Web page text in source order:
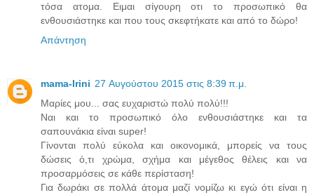
τόσα ατομα. Ειμαι σίγουρη οτι το προσωπικό θα
ενθουσιάστηκε και που τους σκεφτήκατε και από το δώρο!
Απάντηση
mama-Irini 27 Αυγούστου 2015 στις 8:39 π.μ.
Μαρίες μου... σας ευχαριστώ πολύ πολύ!!!
Ναι και το προσωπικό όλο ενθουσιάστηκε και τα
σαπουνάκια είναι super!
Γίνονται πολύ εύκολα και οικονομικά, μπορείς να τους
δώσεις ό,τι χρώμα, σχήμα και μέγεθος θέλεις και να
προσαρμόσεις σε κάθε περίσταση!
Για δωράκι σε πολλά άτομα μαζί νομίζω κι εγώ ότι είναι η